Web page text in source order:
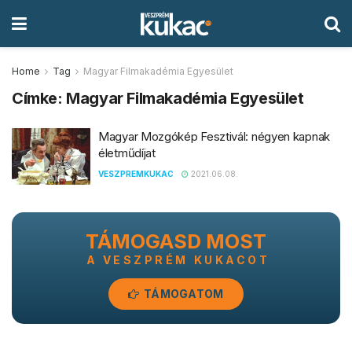
Home Tag Magyar Filmakadémia Egyesület
Címke: Magyar Filmakadémia Egyesület
Magyar Mozgókép Fesztivál: négyen kapnak
életműdíjat
VESZPREMKUKAC 2021.06.08.
TÁMOGASD MOST
A VESZPRÉM KUKACOT
TÁMOGATOM